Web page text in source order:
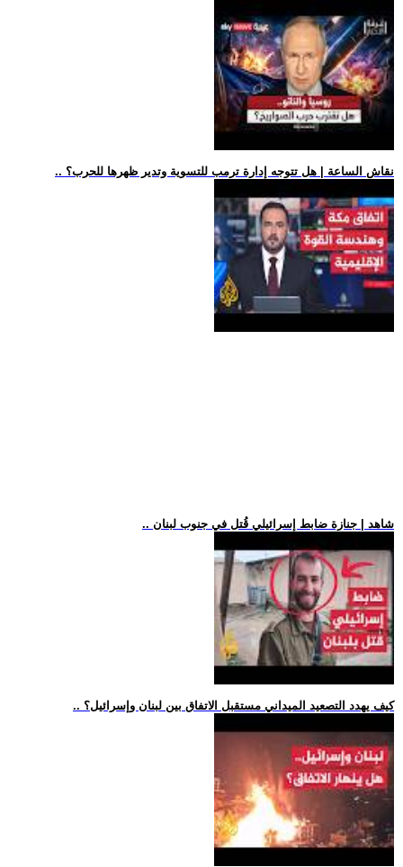
.. نقاش الساعة | هل تتوجه إدارة ترمب للتسوية وتدير ظهرها للحرب؟
.. شاهد | جنازة ضابط إسرائيلي قُتل في جنوب لبنان
.. كيف يهدد التصعيد الميداني مستقبل الاتفاق بين لبنان وإسرائيل؟